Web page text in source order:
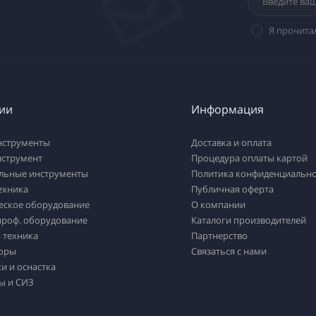
Я
инструменты
оборудование
оборудование
и оснастка
и СИЗ
Информация
Доставка и оплата
Процедура оплаты картой
Политика
Публичная оферта
О компании
Каталоги производителей
Партнерство
Связаться с нами